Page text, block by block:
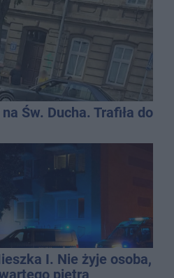
Św. Ducha. Trafiła do
I. Nie żyje osoba,
piętra